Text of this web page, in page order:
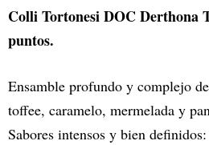
Colli Tortonesi DOC Derthona
puntos.
Ensamble profundo y complejo
toffee, caramelo, mermelada y
Sabores intensos y bien